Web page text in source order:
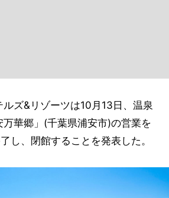
ズ&リゾーツは10月13日、温泉
華郷」(千葉県浦安市)の営業を
し、閉館することを発表した。